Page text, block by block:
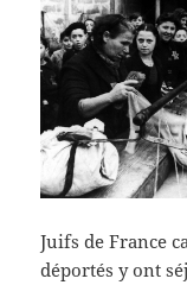
Juifs de France
déportés y ont